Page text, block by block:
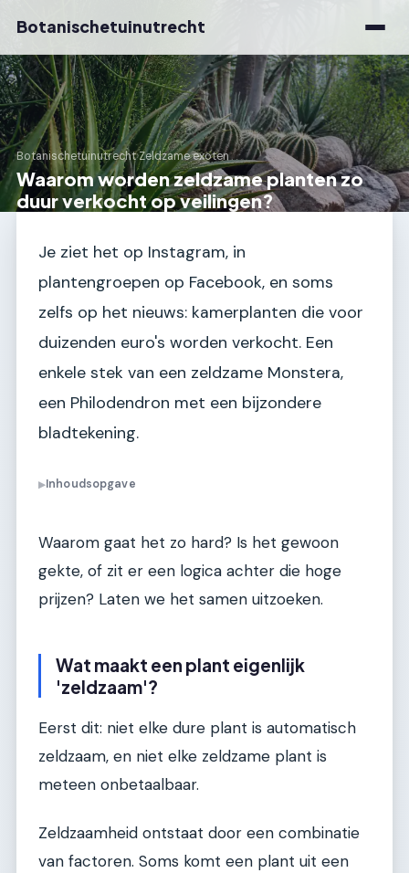
Botanischetuinutrecht
Botanischetuinutrecht›Zeldzame exoten
Waarom worden zeldzame planten zo
duur verkocht op veilingen?
Je ziet het op Instagram, in
plantengroepen op Facebook, en soms
zelfs op het nieuws: kamerplanten die voor
duizenden euro's worden verkocht. Een
enkele stek van een zeldzame Monstera,
een Philodendron met een bijzondere
bladtekening.
▶Inhoudsopgave
Waarom gaat het zo hard? Is het gewoon
gekte, of zit er een logica achter die hoge
prijzen? Laten we het samen uitzoeken.
Wat maakt een plant eigenlijk
'zeldzaam'?
Eerst dit: niet elke dure plant is automatisch
zeldzaam, en niet elke zeldzame plant is
meteen onbetaalbaar.
Zeldzaamheid ontstaat door een combinatie
van factoren. Soms komt een plant uit een